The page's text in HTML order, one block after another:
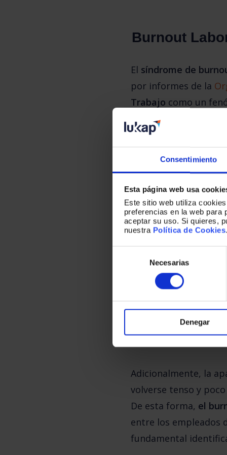
Consentimiento
Esta página web usa
Este sitio web utiliza
preferencias en la web para
aceptar su uso. Si quieres,
nuestra Política de Cookies.
Necesarias
Denegar
Burnout
El síndrome de
por informes de la
Trabajo como un
como un
estado de
el trabajo.
Los trabajadores
cansancio y la fatiga
rendimiento laboral.
sino que también
burnout puede
trabajo y una mayor
disminuyendo su
Adicionalmente, la
volverse tenso y
De esta forma, el
entre los empleados
fundamental